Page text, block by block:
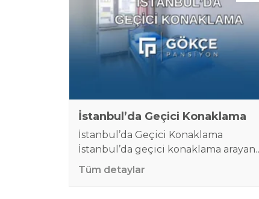
İstanbul’da Geçici Konaklama
İstanbul’da Geçici Konaklama
İstanbul’da geçici konaklama arayan
kişiler için en önemli ihtiyaç; merkezi,
güvenli, temiz ve bütçeye uygun bir
Tüm detaylar